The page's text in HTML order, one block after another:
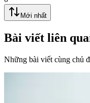
Mới nhất
Bài viết liên
Những bài viết cùng chủ